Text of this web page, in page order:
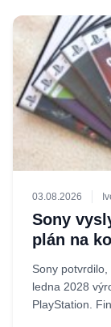
03.08.2026
Sony
plán na
Sony
ledna 2028
PlayStation.